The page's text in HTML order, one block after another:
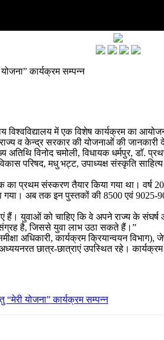
कार्यक्रम सम्पन्न
में एक विशेष कार्यक्रम का
राज्य व केन्द्र सरकार की योजनाओं की जानकारी
विनोद चमोली, विधायक धर्मपुर, डाॅ.
परिषद, मधु भट्ट, उपाध्यक्ष संस्कृति
का प्रथम संस्करण तैयार किया गया था। वर्ष
अब तक इन पुस्तकों की 8500 एवं 9025-
हैं। युवाओं को चाहिए कि वे अपने राज्य के
संग्रह है, जिससे युवा लाभ उठा सकते हैं।”
अधिकारी, कार्यक्रम क्रियान्वयन
छात्र-छात्राएं उपस्थित रहे।
“मेरी योजना” कार्यक्रम सम्पन्न